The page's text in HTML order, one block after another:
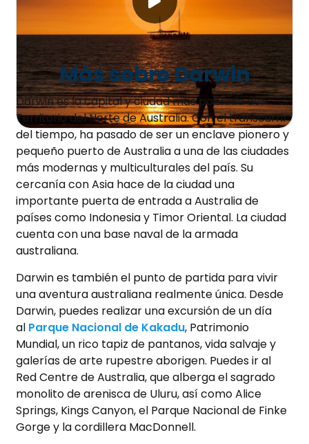
Más sobre Darwin
Darwin es la capital y ciudad más poblada del
Territorio del Norte de Australia. Con el transcurrir
del tiempo, ha pasado de ser un enclave pionero y
pequeño puerto de Australia a una de las ciudades
más modernas y multiculturales del país. Su
cercanía con Asia hace de la ciudad una
importante puerta de entrada a Australia de
países como Indonesia y Timor Oriental. La ciudad
cuenta con una base naval de la armada
australiana.
Darwin es también el punto de partida para vivir
una aventura australiana realmente única. Desde
Darwin, puedes realizar una excursión de un día
al Parque Nacional de Kakadu, Patrimonio
Mundial, un rico tapiz de pantanos, vida salvaje y
galerías de arte rupestre aborigen. Puedes ir al
Red Centre de Australia, que alberga el sagrado
monolito de arenisca de Uluru, así como Alice
Springs, Kings Canyon, el Parque Nacional de Finke
Gorge y la cordillera MacDonnell.